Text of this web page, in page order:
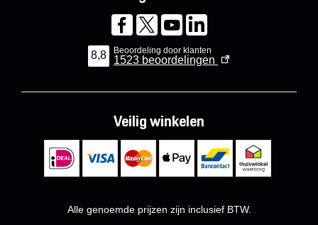
8,8 Beoordeling door klanten
1523 beoordelingen
Veilig winkelen
Alle genoemde prijzen zijn inclusief BTW.